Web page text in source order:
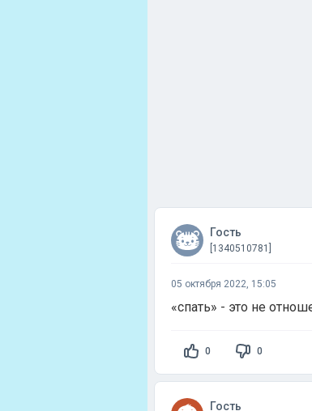
Гость
[1340510781]
05 октября 2022, 15:05
«спать» - это не
0 0
Гость